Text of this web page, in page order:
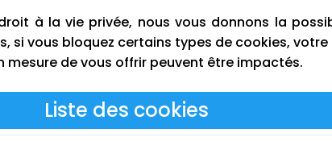
à la vie privée, nous vous donnons la
si vous bloquez certains types de cookies,
mesure de vous offrir peuvent être impactés.
Liste des cookies